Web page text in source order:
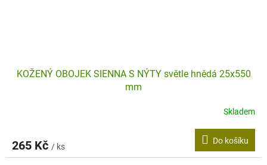
KOŽENÝ OBOJEK SIENNA S NÝTY světle hnědá 25x550
mm
Skladem
265 Kč / ks
Do košíku